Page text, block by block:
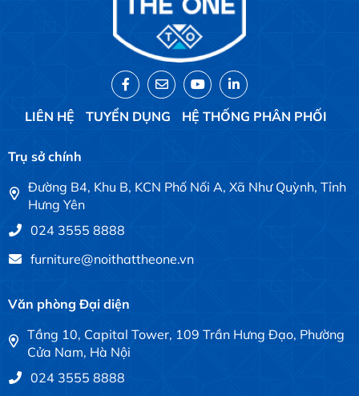
LIÊN HỆ TUYỂN DỤNG HỆ THỐNG PHÂN PHỐI
Trụ sở chính
Đường B4, Khu B, KCN Phố Nối A, Xã Như Quỳnh, Tỉnh
Hưng Yên
024 3555 8888
furniture@noithattheone.vn
Văn phòng Đại diện
Tầng 10, Capital Tower, 109 Trần Hưng Đạo, Phường
Cửa Nam, Hà Nội
024 3555 8888